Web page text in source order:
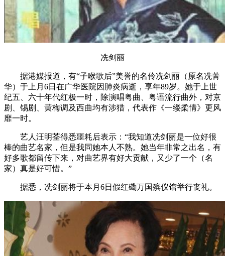
冼剑丽
据港媒报道，有“子喉歌后”美誉的名伶冼剑丽（原名冼菁
华）于上月6日在广华医院因肺炎病逝，享年89岁。她于上世
纪五、六十年代红极一时，除演唱粤曲、粤语流行曲外，对京
剧、锡剧、黄梅调及西曲均有涉猎，代表作《一缕柔情》更风
靡一时。
艺人汪明荃得悉噩耗后表示：“我知道冼剑丽是一位好很
棒的曲艺名家，但是我同她本人不熟。她当年非常之出名，有
好多歌都留传下来，对曲艺界有好大贡献，又少了一个（名
家）真是好可惜。”
据悉，冼剑丽将于本月6日假红磡万国殡仪馆举行丧礼。